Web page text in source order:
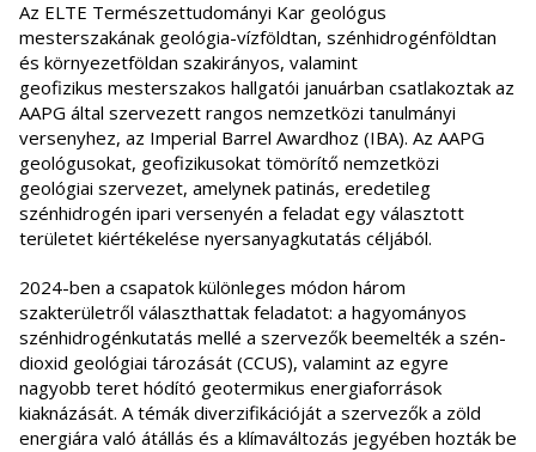
Az ELTE Természettudományi Kar geológus
mesterszakának geológia-vízföldtan, szénhidrogénföldtan
és környezetföldan szakirányos, valamint
geofizikus mesterszakos hallgatói januárban csatlakoztak az
AAPG által szervezett rangos nemzetközi tanulmányi
versenyhez, az Imperial Barrel Awardhoz (IBA). Az AAPG
geológusokat, geofizikusokat tömörítő nemzetközi
geológiai szervezet, amelynek patinás, eredetileg
szénhidrogén ipari versenyén a feladat egy választott
területet kiértékelése nyersanyagkutatás céljából.
2024-ben a csapatok különleges módon három
szakterületről választhattak feladatot: a hagyományos
szénhidrogénkutatás mellé a szervezők beemelték a szén-
dioxid geológiai tározását (CCUS), valamint az egyre
nagyobb teret hódító geotermikus energiaforrások
kiaknázását. A témák diverzifikációját a szervezők a zöld
energiára való átállás és a klímaváltozás jegyében hozták be